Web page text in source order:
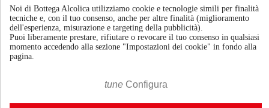
Gin Colonel Fox's
IVA incl.
Noi di Bottega Alcolica utilizziamo cookie e tecnologie simili per finalità
tecniche e, con il tuo consenso, anche per altre finalità (miglioramento
dell'esperienza, misurazione e targeting della pubblicità).
Puoi liberamente prestare, rifiutare o revocare il tuo consenso in qualsiasi
momento accedendo alla sezione "Impostazioni dei cookie" in fondo alla
pagina.
tune Configura